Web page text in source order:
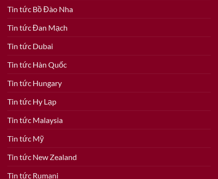
Tin tức Bồ Đào Nha
Tin tức Đan Mạch
Tin tức Dubai
Tin tức Hàn Quốc
Tin tức Hungary
Tin tức Hy Lạp
Tin tức Malaysia
Tin tức Mỹ
Tin tức New Zealand
Tin tức Rumani